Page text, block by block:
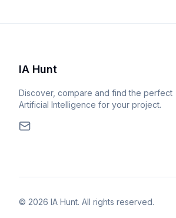
IA Hunt
Discover, compare and find the perfect
Artificial Intelligence for your project.
© 2026 IA Hunt. All rights reserved.